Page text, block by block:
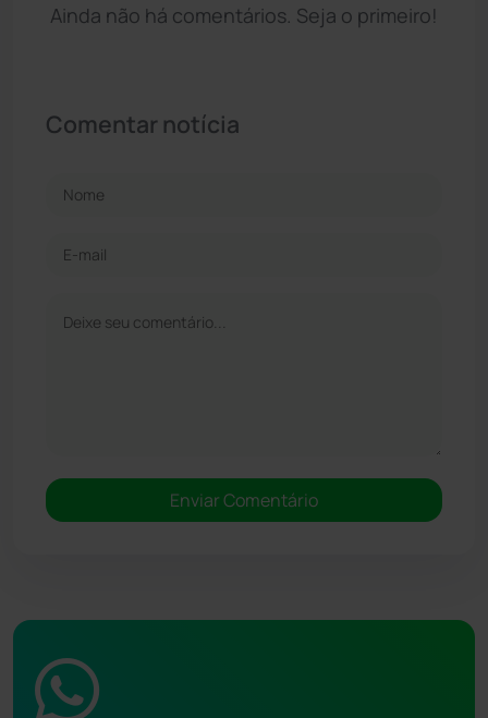
Ainda não há comentários. Seja o primeiro!
Comentar notícia